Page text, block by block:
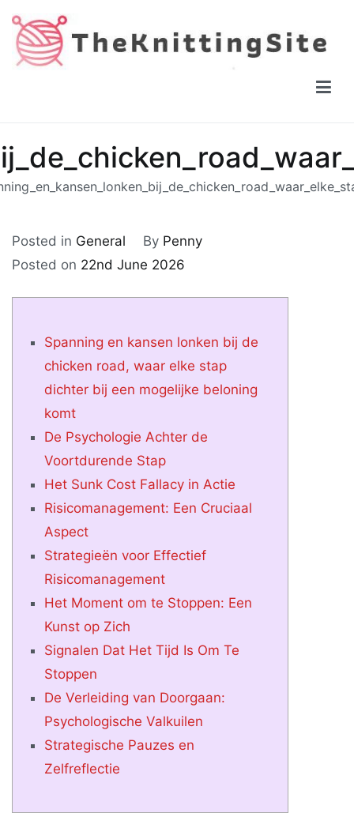
Skip
content
Posted in General By Penny
Posted on 22nd June 2026
Spanning en kansen lonken bij de
chicken road, waar elke stap
dichter bij een mogelijke beloning
komt
De Psychologie Achter de
Voortdurende Stap
Het Sunk Cost Fallacy in Actie
Risicomanagement: Een Cruciaal
Aspect
Strategieën voor Effectief
Risicomanagement
Het Moment om te Stoppen: Een
Kunst op Zich
Signalen Dat Het Tijd Is Om Te
Stoppen
De Verleiding van Doorgaan:
Psychologische Valkuilen
Strategische Pauzes en
Zelfreflectie